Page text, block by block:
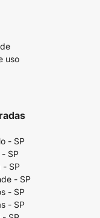
uso
- SP
SP
- SP
- SP
- SP
- SP